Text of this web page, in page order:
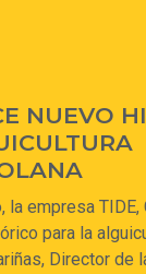
NUEVO
la empresa TIDE,
para la
Director de